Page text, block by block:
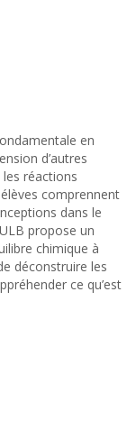
en
d’autres
réactions
comprennent
dans le
propose un
chimique à
déconstruire les
ce qu’est